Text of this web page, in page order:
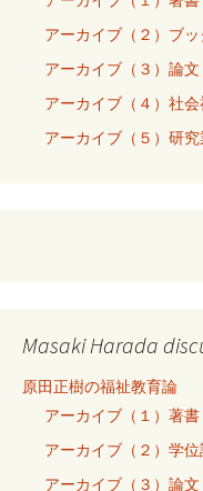
アーカイブ（２）ブッ
アーカイブ（３）論文
アーカイブ（４）社
アーカイブ（５）研
Masaki Harada
原田正樹の福祉教育論
アーカイブ（１）著書
アーカイブ（２）学位
アーカイブ（３）論文